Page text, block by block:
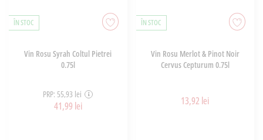
ÎN STOC
Vin Rosu Syrah Coltul Pietrei
0.75l
PRP: 55,93 lei
41,99 lei
ÎN STOC
Vin Rosu Merlot & Pinot Noir
Cervus Cepturum 0.75l
13,92 lei